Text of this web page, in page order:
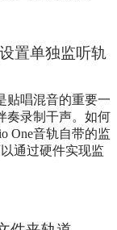
置单独监听轨
贴唱混音的重要一
奏录制干声。如何
One音轨自带的监
通过硬件实现监